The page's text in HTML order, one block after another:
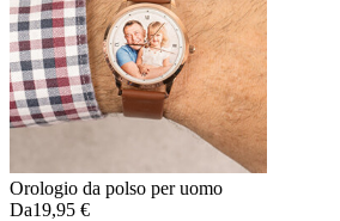
Orologio da polso per uomo
Da19,95 €